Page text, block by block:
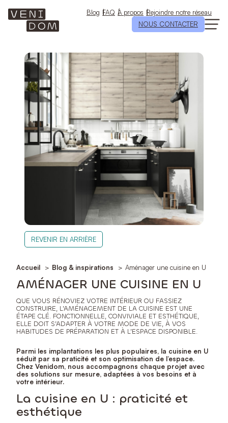
contenu
Blog FAQ À propos Rejoindre notre réseau
NOUS CONTACTER
REVENIR EN ARRIÈRE
Accueil Blog & inspirations Aménager une cuisine en U
AMÉNAGER UNE CUISINE EN U
QUE VOUS RÉNOVIEZ VOTRE INTÉRIEUR OU FASSIEZ
CONSTRUIRE, L’AMÉNAGEMENT DE LA CUISINE EST UNE
ÉTAPE CLÉ. FONCTIONNELLE, CONVIVIALE ET ESTHÉTIQUE,
ELLE DOIT S’ADAPTER À VOTRE MODE DE VIE, À VOS
HABITUDES DE PRÉPARATION ET À L’ESPACE DISPONIBLE.
Parmi les implantations les plus populaires, la cuisine en U
séduit par sa praticité et son optimisation de l’espace.
Chez Venidom, nous accompagnons chaque projet avec
des solutions sur mesure, adaptées à vos besoins et à
votre intérieur.
La cuisine en U : praticité et
esthétique